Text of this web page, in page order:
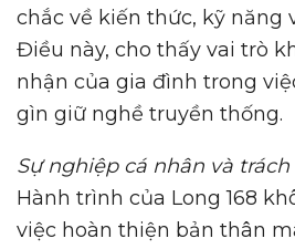
chắc về kiến thức, kỹ năng
Điều này, cho thấy vai trò
nhận của gia đình trong
gìn giữ nghề truyền thống.
Sự nghiệp cá nhân và
Hành trình của Long 168
việc hoàn thiện bản thân